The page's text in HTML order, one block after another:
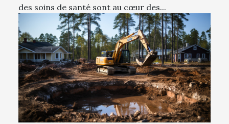
des soins de santé sont au cœur des...